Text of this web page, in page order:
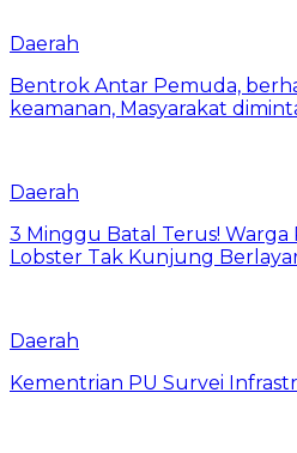
Daerah
Bentrok Antar Pemuda,
keamanan, Masyarakat
Daerah
3 Minggu Batal Terus! Warga
Lobster Tak Kunjung
Daerah
Kementrian PU Survei